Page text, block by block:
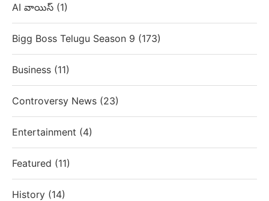
AI వాయిస్ (1)
Bigg Boss Telugu Season 9 (173)
Business (11)
Controversy News (23)
Entertainment (4)
Featured (11)
History (14)